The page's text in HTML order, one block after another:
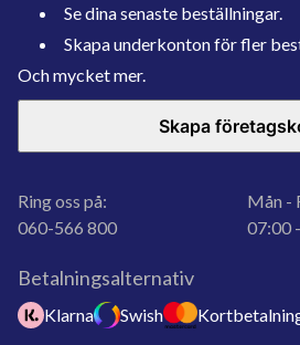
Se dina senaste beställningar.
Skapa underkonton för fler
Och mycket mer.
Skapa
Ring oss på:
060-566 800
Mån -
07:00
Betalningsalternativ
Klarna Swish